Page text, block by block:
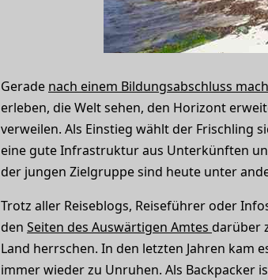
Gerade nach einem Bildungsabschluss
erleben, die Welt sehen, den Horizont
verweilen. Als Einstieg wählt der Frischling
eine gute Infrastruktur aus Unterkünften
der jungen Zielgruppe sind heute unter
Trotz aller Reiseblogs, Reiseführer oder
den Seiten des Auswärtigen Amtes darüber
Land herrschen. In den letzten Jahren kam
immer wieder zu Unruhen. Als